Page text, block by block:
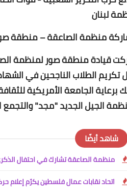
لبنان
منظمة الصاعقة – منطقة
قيادة منطقة صور لمنظمة
تكريم الطلاب الناجحين في
الجيل الجديد "مجد" والتجمع
شاهد أيضًا
منظمة الصاعقة تشارك في احتفال الذكرى الـ21 لاست♡شهاد القائد ياسر عرفات
اتحاد نقابات عمال فلسطين يكرّم إعلام